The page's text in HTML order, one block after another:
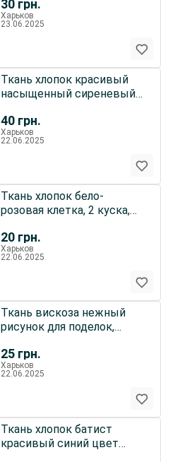
30 грн.
Харьков
23.06.2025
40 грн.
Ткань хлопок красивый
насыщенный сиреневый
Харьков
22.06.2025
20 грн.
Ткань хлопок бело-
розовая клетка, 2 куска,
Харьков
22.06.2025
25 грн.
Ткань вискоза нежный
рисунок для поделок,
Харьков
22.06.2025
Ткань хлопок батист
красивый синий цвет